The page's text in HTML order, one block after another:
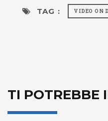
TAG : VIDEO ON
TI POTREBBE